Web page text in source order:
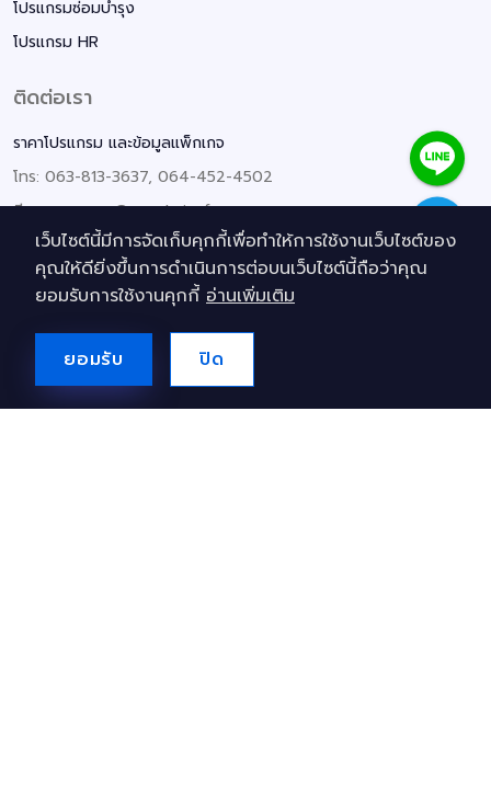
โปรแกรมซ่อมบำรุง
โปรแกรม HR
ติดต่อเรา
ราคาโปรแกรม และข้อมูลแพ็กเกจ
โทร: 063-813-3637, 064-452-4502
อีเมล: contact@smethaisoftware.com
แหล่งข้อมูลที่น่าสนใจ
การสื่อสารหลายทางเกินไป อาจทำให้งานซ่อมป่วนจนบานปลาย
จริงไหม?
08 ธันวาคม 2568
เว็บไซต์นี้มีการจัดเก็บคุกกี้เพื่อทำให้การใช้งานเว็บไซต์ของ
คุณให้ดียิ่งขึ้นการดำเนินการต่อบนเว็บไซต์นี้ถือว่าคุณ
ยอมรับการใช้งานคุกกี้ อ่านเพิ่มเติม
ยอมรับ ปิด